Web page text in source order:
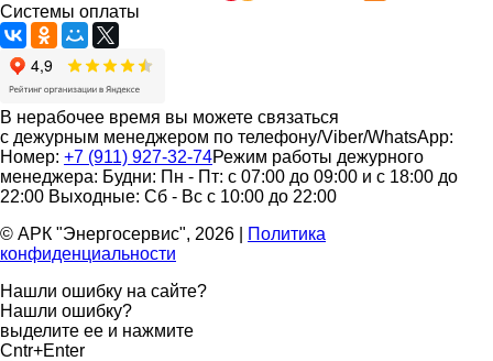
Системы оплаты
В нерабочее время вы можете связаться
с дежурным менеджером по телефону/Viber/WhatsApp:
Номер: +7 (911) 927-32-74Режим работы дежурного
менеджера: Будни: Пн - Пт: с 07:00 до 09:00 и с 18:00 до
22:00 Выходные: Сб - Вс с 10:00 до 22:00
© АРК "Энергосервис", 2026
Политика
конфиденциальности
Нашли ошибку на сайте?
Нашли ошибку?
выделите ее и нажмите
Cntr+Enter